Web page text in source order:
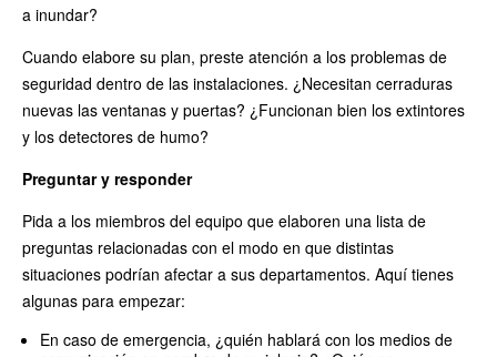
a inundar?
Cuando elabore su plan, preste atención a los problemas de
seguridad dentro de las instalaciones. ¿Necesitan cerraduras
nuevas las ventanas y puertas? ¿Funcionan bien los extintores
y los detectores de humo?
Preguntar y responder
Pida a los miembros del equipo que elaboren una lista de
preguntas relacionadas con el modo en que distintas
situaciones podrían afectar a sus departamentos. Aquí tienes
algunas para empezar:
En caso de emergencia, ¿quién hablará con los medios de